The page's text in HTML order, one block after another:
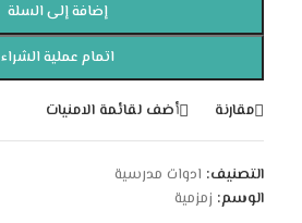
إضافة إلى السلة
اتمام عملية الشراء
مقارنة أضف لقائمة الامنيات
التصنيف: ادوات مدرسية
الوسم: زمزمية